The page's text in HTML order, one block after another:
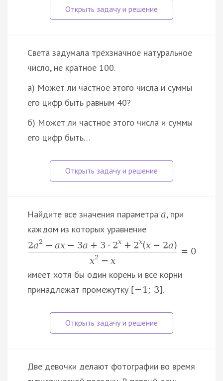
Света задумала трёхзначное натуральное
число, не кратное 100.
а) Может ли частное этого числа и суммы
его цифр быть равным 40?
б) Может ли частное этого числа и суммы
его цифр быть…
Найдите все значения параметра a, при
каждом из которых уравнение
2a2 − ax − 3a + 3 ⋅ 2x + 2x(x − 2a)
x2 − x
= 0
имеет хотя бы один корень и все корни
принадлежат промежутку [−1 ; 3].
Две девочки делают фотографии во время